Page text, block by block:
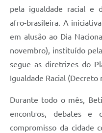
pela igualdade racial e
afro-brasileira. A
em alusão ao Dia
novembro), instituído
segue as diretrizes do
Igualdade Racial (Decreto
Durante todo o mês,
encontros, debates e
compromisso da cidade